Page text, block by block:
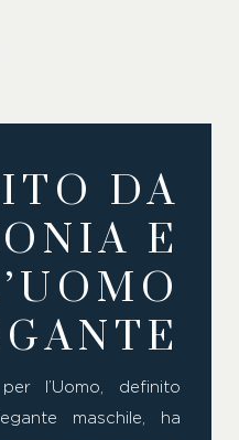
DA
E
l’Uomo, definito
maschile, ha